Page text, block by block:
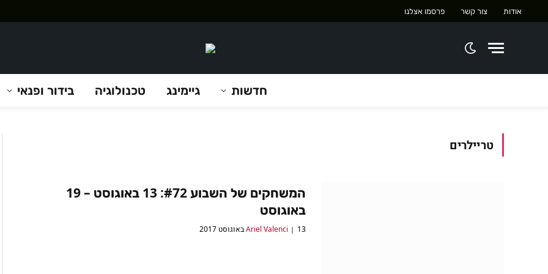
אודות צור קשר פרסמו אצלנו
חדשות גיימינג טכנולוגיה בידור ופנאי
טריילרים
המשחקים של השבוע #72: 13 באוגוסט – 19
באוגוסט
Ariel Valenci 13 באוגוסט 2017